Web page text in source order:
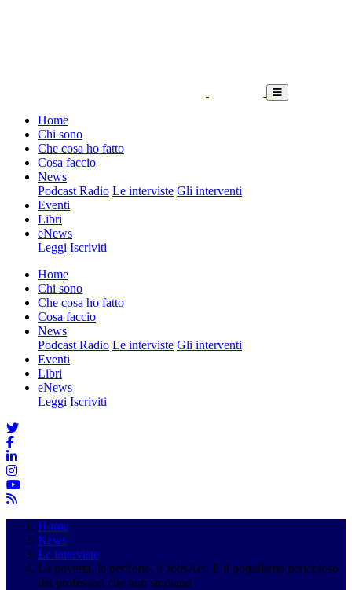
Home
Chi sono
Che cosa ho fatto
Cosa faccio
News
Podcast Radio Le interviste Gli interventi
Eventi
Libri
eNews
Leggi Iscriviti
Home
Chi sono
Che cosa ho fatto
Cosa faccio
News
Podcast Radio Le interviste Gli interventi
Eventi
Libri
eNews
Leggi Iscriviti
Home
News
Le interviste
La povertà, le periferie, il JobsAct. E il populismo pericoloso
dei professori che non studiano